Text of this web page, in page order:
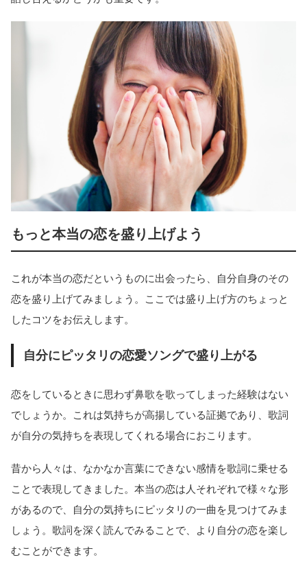
もっと本当の恋を盛り上げよう
これが本当の恋だというものに出会ったら、自分自身のその
恋を盛り上げてみましょう。ここでは盛り上げ方のちょっと
したコツをお伝えします。
自分にピッタリの恋愛ソングで盛り上がる
恋をしているときに思わず鼻歌を歌ってしまった経験はない
でしょうか。これは気持ちが高揚している証拠であり、歌詞
が自分の気持ちを表現してくれる場合におこります。
昔から人々は、なかなか言葉にできない感情を歌詞に乗せる
ことで表現してきました。本当の恋は人それぞれで様々な形
があるので、自分の気持ちにピッタリの一曲を見つけてみま
しょう。歌詞を深く読んでみることで、より自分の恋を楽し
むことができます。